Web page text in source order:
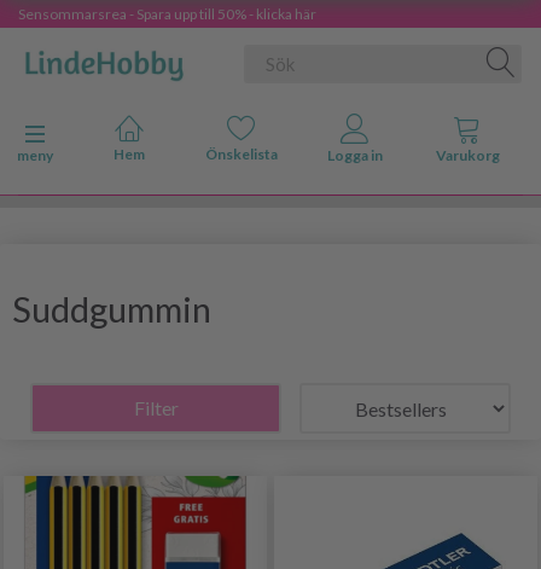
Sensommarsrea - Spara upp till 50% - klicka här
Ändra navigering
meny
Suddgummin
Filter